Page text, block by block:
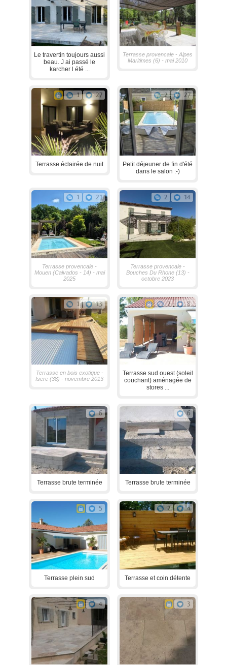
Le travertin toujours aussi
beau. J ai passé le
karcher l été ...
Terrasse provencale - Alpes
Maritimes (6) - mai 2010
1 27
Terrasse éclairée de nuit
2 27
Petit déjeuner de fin d'été
dans le salon :-)
1 21
Terrasse provencale -
Mouen (Calvados - 14) - mai
2025
2 14
Terrasse provencale -
Bouches Du Rhone (13) -
octobre 2023
1 13
Terrasse en bois exotique -
Isere (38) - novembre 2013
2 8
Terrasse sud ouest (soleil
couchant) aménagée de
stores ...
6
Terrasse brute terminée
6
Terrasse brute terminée
5
Terrasse plein sud
2 4
Terrasse et coin détente
4 3